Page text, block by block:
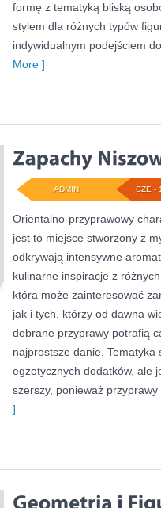
formę z tematyką bliską
stylem dla różnych typów
indywidualnym podejściem
More ]
CZE -
ADMIN
Orientalno-przyprawowy
jest to miejsce stworzony z
odkrywają intensywne
kulinarne inspiracje z
która może zainteresować
jak i tych, którzy od dawna
dobrane przyprawy potrafią
najprostsze danie. Tematyka
egzotycznych dodatków, ale
szerszy, ponieważ
]